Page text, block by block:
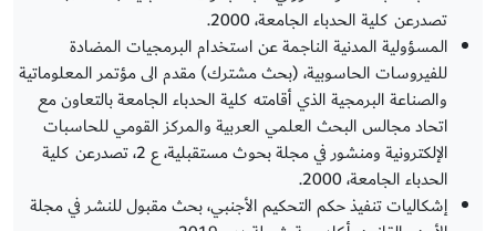
تصدرعن كلية الحدباء الجامعة، 2000.
المسؤولية المدنية الناجمة عن استخدام البرمجيات المضادة
للفيروسات الحاسوبية، (بحث مشترك) مقدم الى مؤتمر المعلوماتية
والصناعة البرمجية الذي أقامته كلية الحدباء الجامعة بالتعاون مع
اتحاد مجالس البحث العلمي العربية والمركز القومي للحاسبات
الإلكترونية ومنشور في مجلة بحوث مستقبلية، ع 2، تصدرعن كلية
الحدباء الجامعة، 2000.
إشكاليات تنفيذ حكم التحكيم الأجنبي، بحث مقبول للنشر في مجلة